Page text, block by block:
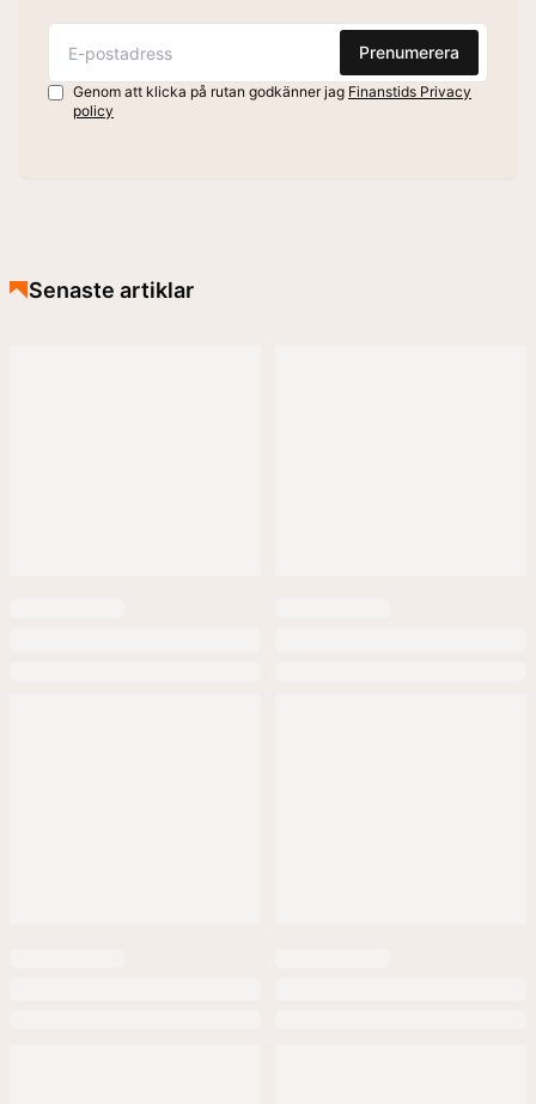
Prenumerera
Genom att klicka på rutan godkänner jag Finanstids Privacy
policy
Senaste artiklar